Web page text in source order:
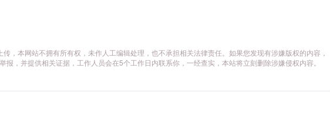
，本网站不拥有所有权，未作人工编辑处理，也不承担相关法律责任。如果您发现有涉嫌版权的内容，
，并提供相关证据，工作人员会在5个工作日内联系你，一经查实，本站将立刻删除涉嫌侵权内容。